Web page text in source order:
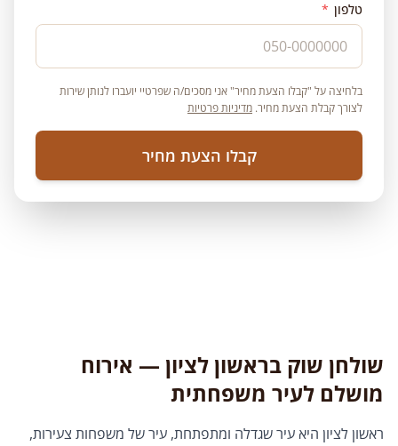
טלפון *
בלחיצה על "קבלו הצעת מחיר" אני מסכים/ה שפרטיי יועברו לנותן שירות
לצורך קבלת הצעת מחיר. מדיניות פרטיות
קבלו הצעת מחיר
שולחן שוק בראשון לציון — אירוח
מושלם לעיר משפחתית
ראשון לציון היא עיר שגדלה ומתפתחת, עיר של משפחות צעירות,